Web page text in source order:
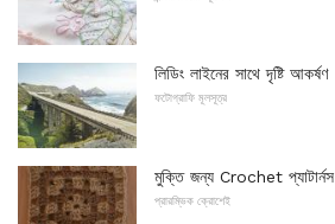
লিডিং লাইনের সাথে দৃষ্টি আকর্ষণ
ফটোগ্রাফি মূলসূত্র
মুক্তি জন্য Crochet প্যাটার্নস
প্রারম্ভিক ক্রোশেই